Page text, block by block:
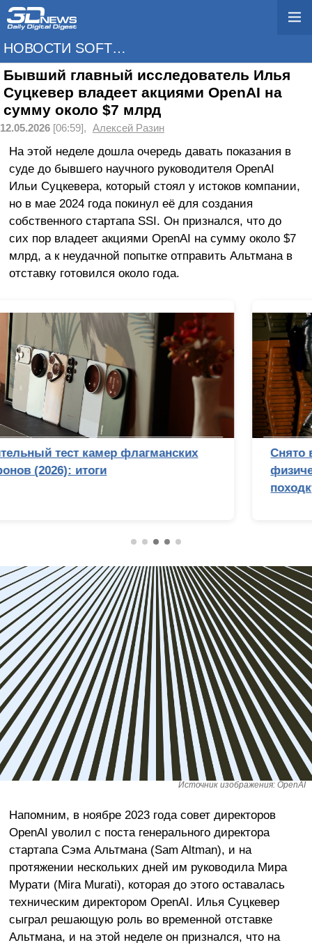
НОВОСТИ SOFTWARE
Бывший главный исследователь Илья
Суцкевер владеет акциями OpenAI на
сумму около $7 млрд
12.05.2026 [06:59], Алексей Разин
На этой неделе дошла очередь давать показания в
суде до бывшего научного руководителя OpenAI
Ильи Суцкевера, который стоял у истоков компании,
но в мае 2024 года покинул её для создания
собственного стартапа SSI. Он признался, что до
сих пор владеет акциями OpenAI на сумму около $7
млрд, а к неудачной попытке отправить Альтмана в
отставку готовился около года.
Снято в Голливуде? Почему Стэнли Кубрик
физически не смог бы подделать лунную
Источник изображения: OpenAI
Напомним, в ноябре 2023 года совет директоров
OpenAI уволил с поста генерального директора
стартапа Сэма Альтмана (Sam Altman), и на
протяжении нескольких дней им руководила Мира
Мурати (Mira Murati), которая до этого оставалась
техническим директором OpenAI. Илья Суцкевер
сыграл решающую роль во временной отставке
Альтмана, и на этой неделе он признался, что на